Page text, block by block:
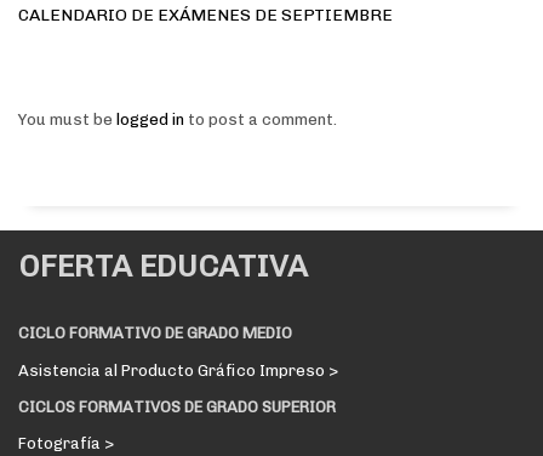
CALENDARIO DE EXÁMENES DE SEPTIEMBRE
You must be logged in to post a comment.
OFERTA EDUCATIVA
CICLO FORMATIVO DE GRADO MEDIO
Asistencia al Producto Gráfico Impreso >
CICLOS FORMATIVOS DE GRADO SUPERIOR
Fotografía >